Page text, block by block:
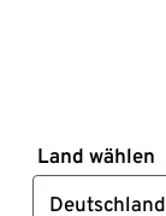
Land wählen
Deutschland